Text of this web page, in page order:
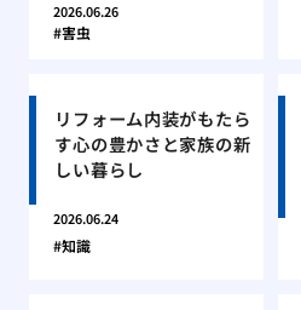
2026.06.26
害虫
リフォーム内装がもたら
す心の豊かさと家族の新
しい暮らし
2026.06.24
知識